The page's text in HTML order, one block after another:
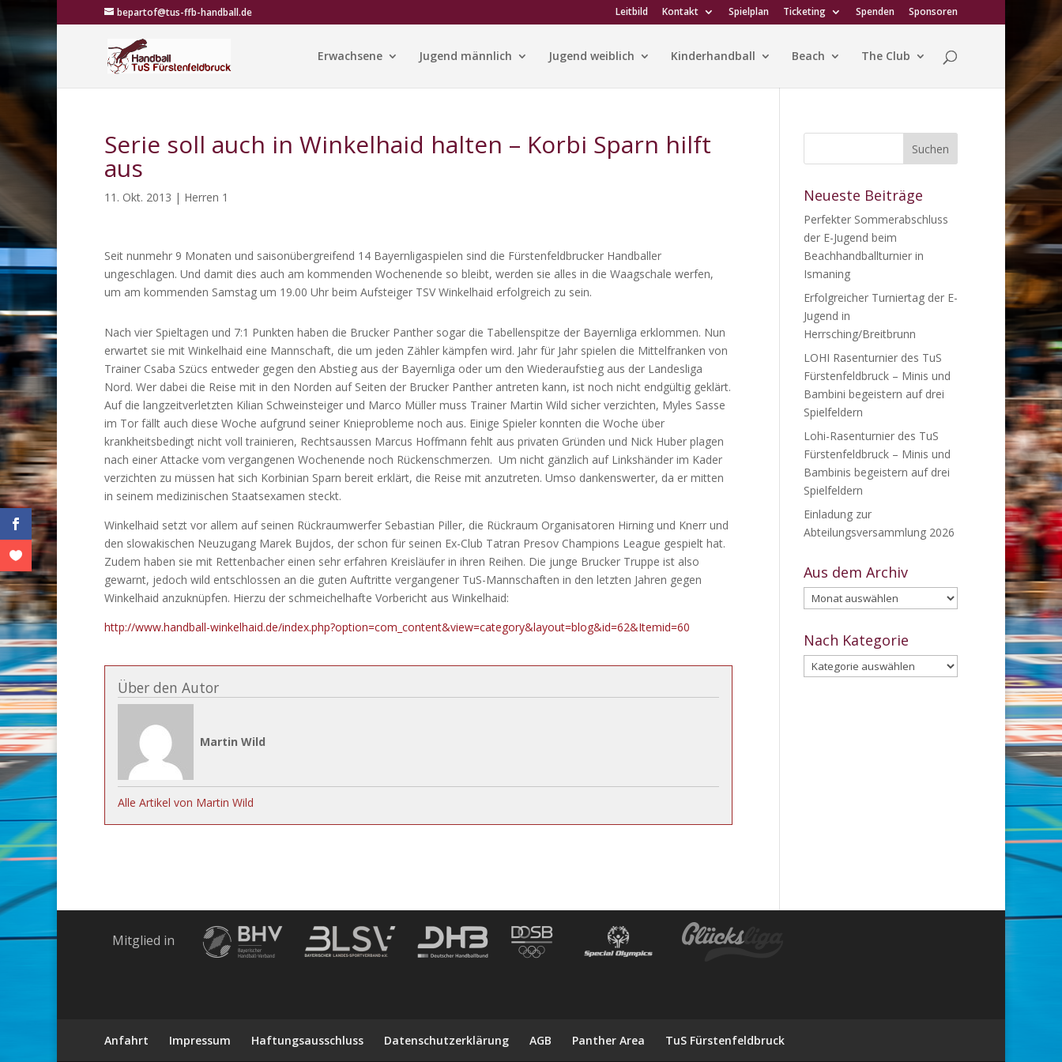
bepartof@tus-ffb-handball.de Leitbild Kontakt Spielplan Ticketing Spenden Sponsoren
Erwachsene Jugend männlich Jugend weiblich Kinderhandball Beach The Club
Serie soll auch in Winkelhaid halten – Korbi Sparn hilft
aus
11. Okt. 2013 | Herren 1
Seit nunmehr 9 Monaten und saisonübergreifend 14 Bayernligaspielen sind die Fürstenfeldbrucker Handballer
ungeschlagen. Und damit dies auch am kommenden Wochenende so bleibt, werden sie alles in die Waagschale werfen,
um am kommenden Samstag um 19.00 Uhr beim Aufsteiger TSV Winkelhaid erfolgreich zu sein.
Nach vier Spieltagen und 7:1 Punkten haben die Brucker Panther sogar die Tabellenspitze der Bayernliga erklommen. Nun
erwartet sie mit Winkelhaid eine Mannschaft, die um jeden Zähler kämpfen wird. Jahr für Jahr spielen die Mittelfranken von
Trainer Csaba Szücs entweder gegen den Abstieg aus der Bayernliga oder um den Wiederaufstieg aus der Landesliga
Nord. Wer dabei die Reise mit in den Norden auf Seiten der Brucker Panther antreten kann, ist noch nicht endgültig geklärt.
Auf die langzeitverletzten Kilian Schweinsteiger und Marco Müller muss Trainer Martin Wild sicher verzichten, Myles Sasse
im Tor fällt auch diese Woche aufgrund seiner Knieprobleme noch aus. Einige Spieler konnten die Woche über
krankheitsbedingt nicht voll trainieren, Rechtsaussen Marcus Hoffmann fehlt aus privaten Gründen und Nick Huber plagen
nach einer Attacke vom vergangenen Wochenende noch Rückenschmerzen. Um nicht gänzlich auf Linkshänder im Kader
verzichten zu müssen hat sich Korbinian Sparn bereit erklärt, die Reise mit anzutreten. Umso dankenswerter, da er mitten
in seinem medizinischen Staatsexamen steckt.
Winkelhaid setzt vor allem auf seinen Rückraumwerfer Sebastian Piller, die Rückraum Organisatoren Hirning und Knerr und
den slowakischen Neuzugang Marek Bujdos, der schon für seinen Ex-Club Tatran Presov Champions League gespielt hat.
Zudem haben sie mit Rettenbacher einen sehr erfahren Kreisläufer in ihren Reihen. Die junge Brucker Truppe ist also
gewarnt, jedoch wild entschlossen an die guten Auftritte vergangener TuS-Mannschaften in den letzten Jahren gegen
Winkelhaid anzuknüpfen. Hierzu der schmeichelhafte Vorbericht aus Winkelhaid:
http://www.handball-winkelhaid.de/index.php?option=com_content&view=category&layout=blog&id=62&Itemid=60
Über den Autor
Martin Wild
Alle Artikel von Martin Wild
Neueste Beiträge
Perfekter Sommerabschluss
der E-Jugend beim
Beachhandballturnier in
Ismaning
Erfolgreicher Turniertag der E-
Jugend in
Herrsching/Breitbrunn
LOHI Rasenturnier des TuS
Fürstenfeldbruck – Minis und
Bambini begeistern auf drei
Spielfeldern
Lohi-Rasenturnier des TuS
Fürstenfeldbruck – Minis und
Bambinis begeistern auf drei
Spielfeldern
Einladung zur
Abteilungsversammlung 2026
Aus dem Archiv
Aus
dem
Archiv
Nach Kategorie
Nach
Kategorie
Mitglied in
Anfahrt Impressum Haftungsausschluss Datenschutzerklärung AGB Panther Area TuS Fürstenfeldbruck